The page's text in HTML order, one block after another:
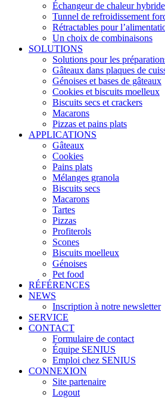
Échangeur de chaleur hybride
Tunnel de refroidissement
Rétractables pour
Un choix de combinaisons
SOLUTIONS
Solutions pour les
Gâteaux dans plaques de
Génoises et bases de gâteaux
Cookies et biscuits moelleux
Biscuits secs et crackers
Macarons
Pizzas et pains plats
APPLICATIONS
Gâteaux
Cookies
Pains plats
Mélanges granola
Biscuits secs
Macarons
Tartes
Pizzas
Profiterols
Scones
Biscuits moelleux
Génoises
Pet food
RÉFÉRENCES
NEWS
Inscription à notre newsletter
SERVICE
CONTACT
Formulaire de contact
Équipe SENIUS
Emploi chez SENIUS
CONNEXION
Site partenaire
Logout